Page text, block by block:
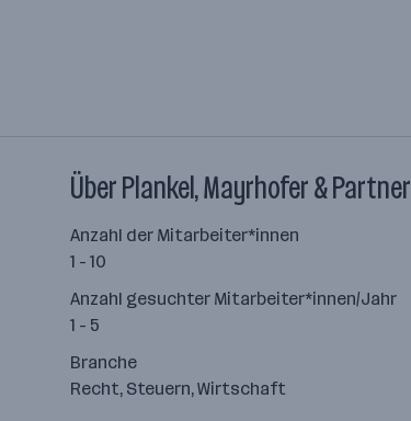
Über Plankel, Mayrhofer & Partner
Anzahl der Mitarbeiter*innen
1 - 10
Anzahl gesuchter Mitarbeiter*innen/Jahr
1 - 5
Branche
Recht, Steuern, Wirtschaft